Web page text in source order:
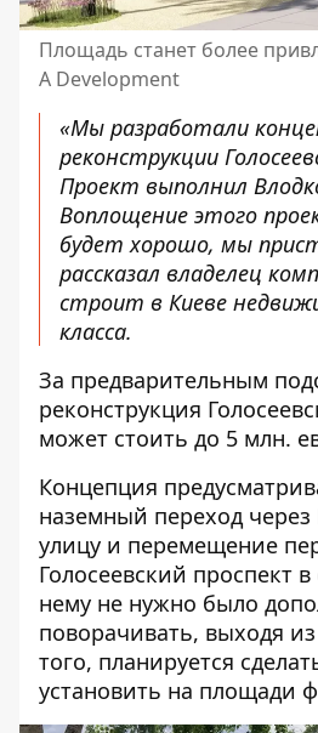
Площадь станет более
A Development
«Мы разработали
реконструкции
Проект выполнил
Воплощение этого
будет хорошо, мы
рассказал владелец
строит в Киеве
класса.
За предварительным
реконструкция
может стоить до 5 млн.
Концепция
наземный переход
улицу и перемещение
Голосеевский проспект
нему не нужно было
поворачивать, выходя
того, планируется
установить на площади